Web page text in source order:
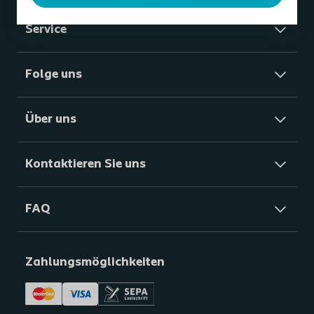
Service
Folge uns
Über uns
Kontaktieren Sie uns
FAQ
Zahlungsmöglichkeiten